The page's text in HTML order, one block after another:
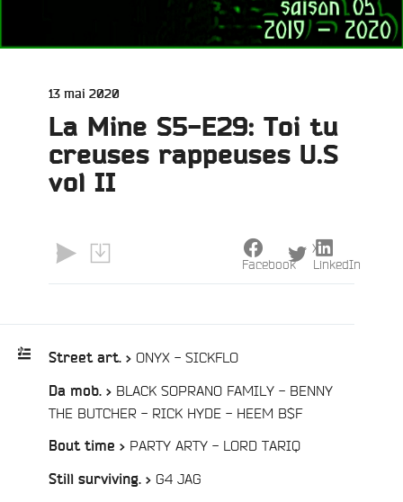
Publié
13 mai 2020
La Mine S5-E29: Toi tu
creuses rappeuses U.S
vol II
Playlist
:
Street art. > ONYX - SICKFLO/
Da mob. > BLACK SOPRANO FAMILY - BENNY
THE BUTCHER - RICK HYDE - HEEM B$F/
Bout time > PARTY ARTY - LORD TARIQ/
Still surviving. > G4 JAG
Facebook
X
LinkedIn